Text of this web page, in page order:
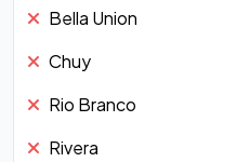
Bella Union
Chuy
Rio Branco
Rivera